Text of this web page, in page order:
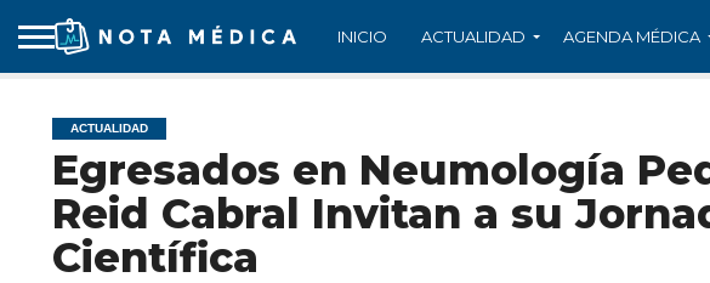
INICIO ACTUALIDAD AGENDA MÉDICA
ACTUALIDAD
Egresados en Neumología
Reid Cabral Invitan a su
Científica